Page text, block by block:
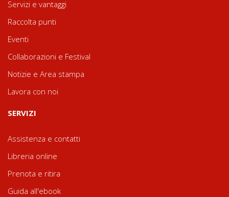
Servizi e vantaggi
Raccolta punti
Eventi
Collaborazioni e Festival
Notizie e Area stampa
Lavora con noi
SERVIZI
Assistenza e contatti
Libreria online
Prenota e ritira
Guida all'ebook